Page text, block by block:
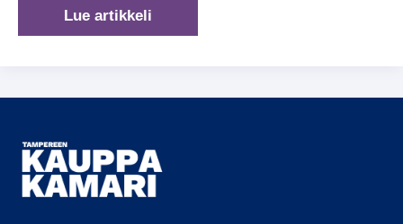
Tampereen
seudun
Lue artikkeli